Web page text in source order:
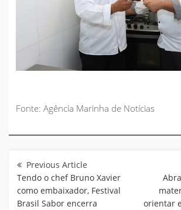
Fonte: Agência Marinha de Notícias
de
Post
Tendo o chef Bruno Xavier
como embaixador, Festival
Brasil Sabor encerra
orientar